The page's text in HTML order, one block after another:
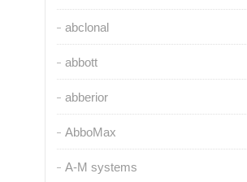
abclonal
abbott
abberior
AbboMax
A-M systems